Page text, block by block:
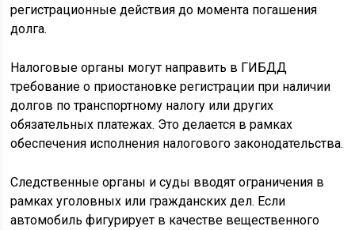
регистрационные действия до момента погашения
долга.
Налоговые органы могут направить в ГИБДД
требование о приостановке регистрации при наличии
долгов по транспортному налогу или других
обязательных платежах. Это делается в рамках
обеспечения исполнения налогового законодательства.
Следственные органы и суды вводят ограничения в
рамках уголовных или гражданских дел. Если
автомобиль фигурирует в качестве вещественного